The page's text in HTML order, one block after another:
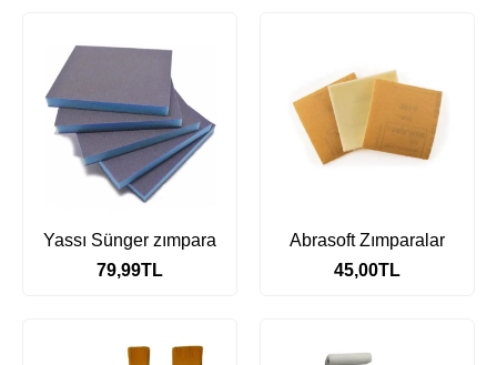
Yassı Sünger zımpara
79,99TL
Abrasoft Zımparalar
45,00TL